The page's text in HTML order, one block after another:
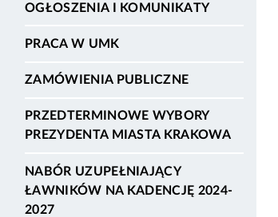
OGŁOSZENIA I KOMUNIKATY
PRACA W UMK
ZAMÓWIENIA PUBLICZNE
PRZEDTERMINOWE WYBORY
PREZYDENTA MIASTA KRAKOWA
NABÓR UZUPEŁNIAJĄCY
ŁAWNIKÓW NA KADENCJĘ 2024-
2027